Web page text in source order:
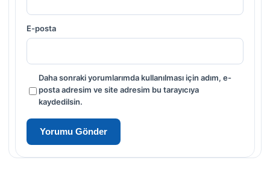
E-posta
Daha sonraki yorumlarımda kullanılması için adım, e-
posta adresim ve site adresim bu tarayıcıya
kaydedilsin.